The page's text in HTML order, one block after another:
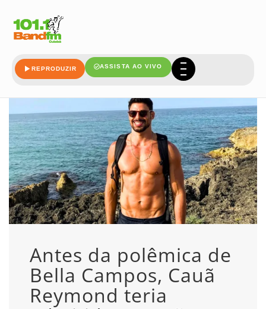
REPRODUZIR ASSISTA AO VIVO
Antes da polêmica de
Bella Campos, Cauã
Reymond teria